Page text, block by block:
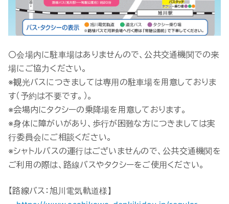
〇会場内に駐車場はありませんので、公共交通機関での来
場にご協力ください。
※観光バスにつきましては専用の駐車場を用意しておりま
す（予約は不要です。）。
※会場内にタクシーの乗降場を用意しております。
※身体に障がいがあり、歩行が困難な方につきましては実
行委員会にご相談ください。
※シャトルバスの運行はございませんので、公共交通機関を
ご利用の際は、路線バスやタクシーをご使用ください。
【路線バス：旭川電気軌道様】